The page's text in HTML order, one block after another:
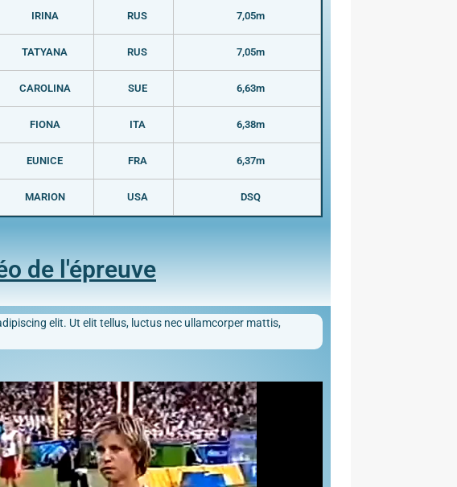
IRINA RUS 7,05m
TATYANA RUS 7,05m
CAROLINA SUE 6,63m
FIONA ITA 6,38m
EUNICE FRA 6,37m
MARION USA DSQ
de l'épreuve
elit. Ut elit tellus, luctus nec ullamcorper mattis,